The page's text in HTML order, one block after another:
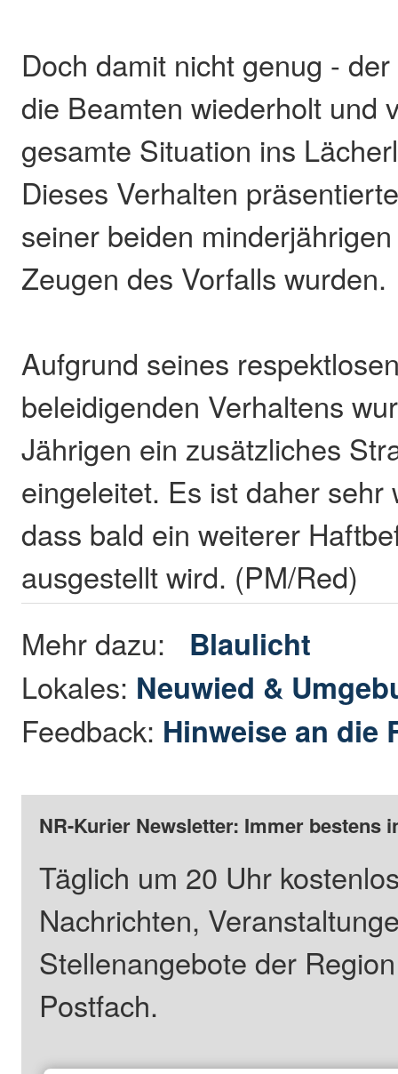
Doch damit nicht genug -
die Beamten wiederholt und
gesamte Situation ins
Dieses Verhalten
seiner beiden
Zeugen des Vorfalls wurden.
Aufgrund seines
beleidigenden Verhaltens
Jährigen ein zusätzliches
eingeleitet. Es ist daher sehr
dass bald ein weiterer
ausgestellt wird. (PM/Red)
Mehr dazu: Blaulicht
Lokales: Neuwied &
Feedback: Hinweise an die
NR-Kurier Newsletter: Immer bestens
Täglich um 20 Uhr
Nachrichten,
Stellenangebote der
Postfach.